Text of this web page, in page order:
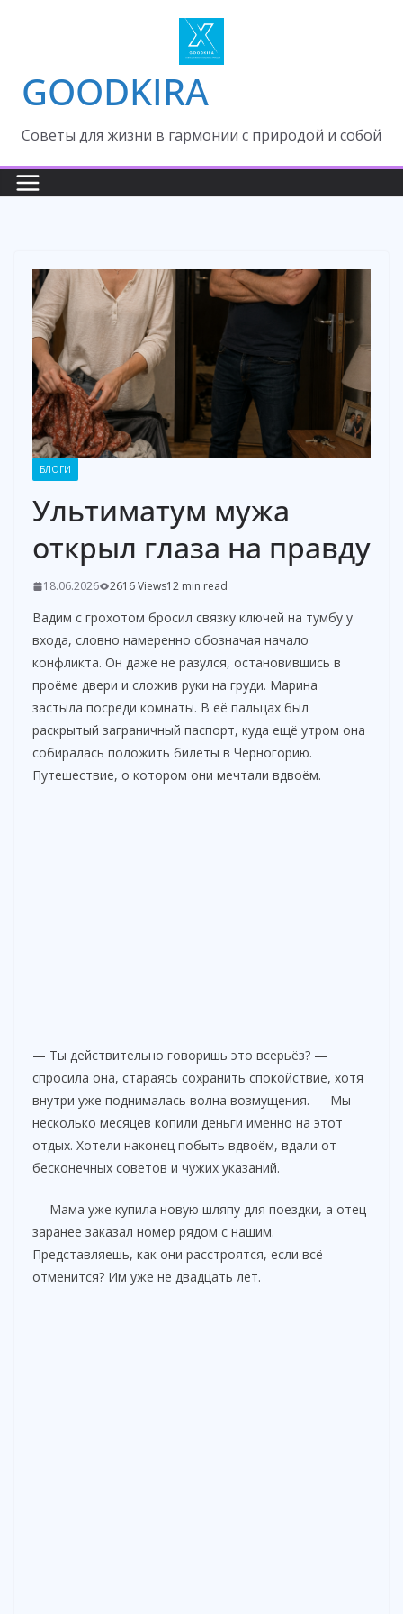
GOODKIRA
Cоветы для жизни в гармонии с природой и собой
БЛОГИ
Ультиматум мужа
открыл глаза на правду
18.06.2026 2616 Views12 min read
Вадим с грохотом бросил связку ключей на тумбу у
входа, словно намеренно обозначая начало
конфликта. Он даже не разулся, остановившись в
проёме двери и сложив руки на груди. Марина
застыла посреди комнаты. В её пальцах был
раскрытый заграничный паспорт, куда ещё утром она
собиралась положить билеты в Черногорию.
Путешествие, о котором они мечтали вдвоём.
— Ты действительно говоришь это всерьёз? —
спросила она, стараясь сохранить спокойствие, хотя
внутри уже поднималась волна возмущения. — Мы
несколько месяцев копили деньги именно на этот
отдых. Хотели наконец побыть вдвоём, вдали от
бесконечных советов и чужих указаний.
— Мама уже купила новую шляпу для поездки, а отец
заранее заказал номер рядом с нашим.
Представляешь, как они расстроятся, если всё
отменится? Им уже не двадцать лет.